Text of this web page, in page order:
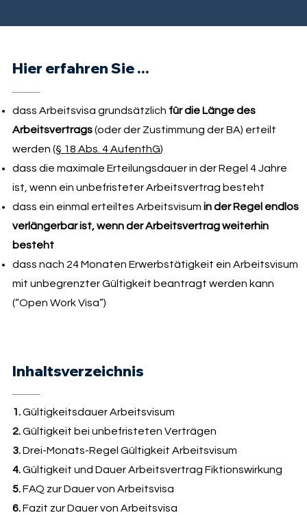
Hier erfahren Sie ...
dass Arbeitsvisa grundsätzlich für die Länge des
Arbeitsvertrags(oder der Zustimmung der BA) erteilt
werden (§ 18 Abs. 4 AufenthG)
dass die maximale Erteilungsdauer in der Regel 4 Jahre
ist, wenn ein unbefristeter Arbeitsvertrag besteht
dass ein einmal erteiltes Arbeitsvisum in der Regel endlos
verlängerbar ist, wenn der Arbeitsvertrag weiterhin
besteht
dass nach 24 Monaten Erwerbstätigkeit ein Arbeitsvisum
mit unbegrenzter Gültigkeit beantragt werden kann
(“Open Work Visa”)
Inhaltsverzeichnis
1.Gültigkeitsdauer Arbeitsvisum
2.Gültigkeit bei unbefristeten Verträgen
3.Drei-Monats-Regel Gültigkeit Arbeitsvisum
4.Gültigkeit und Dauer Arbeitsvertrag Fiktionswirkung
5.FAQ zur Dauer von Arbeitsvisa
6.Fazit zur Dauer von Arbeitsvisa